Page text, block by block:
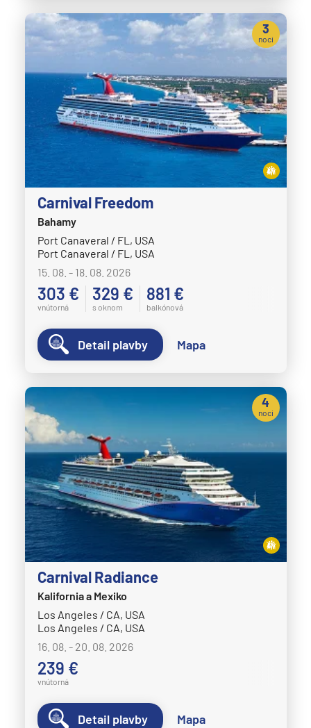
Carnival Freedom
Bahamy
Port Canaveral / FL, USA
Port Canaveral / FL, USA
15. 08. - 18. 08. 2026
303 €
vnútorná
329 €
s oknom
881 €
balkónová
3
noci
Detail plavby Mapa
Carnival Radiance
Kalifornia a Mexiko
Los Angeles / CA, USA
Los Angeles / CA, USA
16. 08. - 20. 08. 2026
239 €
vnútorná
4
noci
Detail plavby Mapa